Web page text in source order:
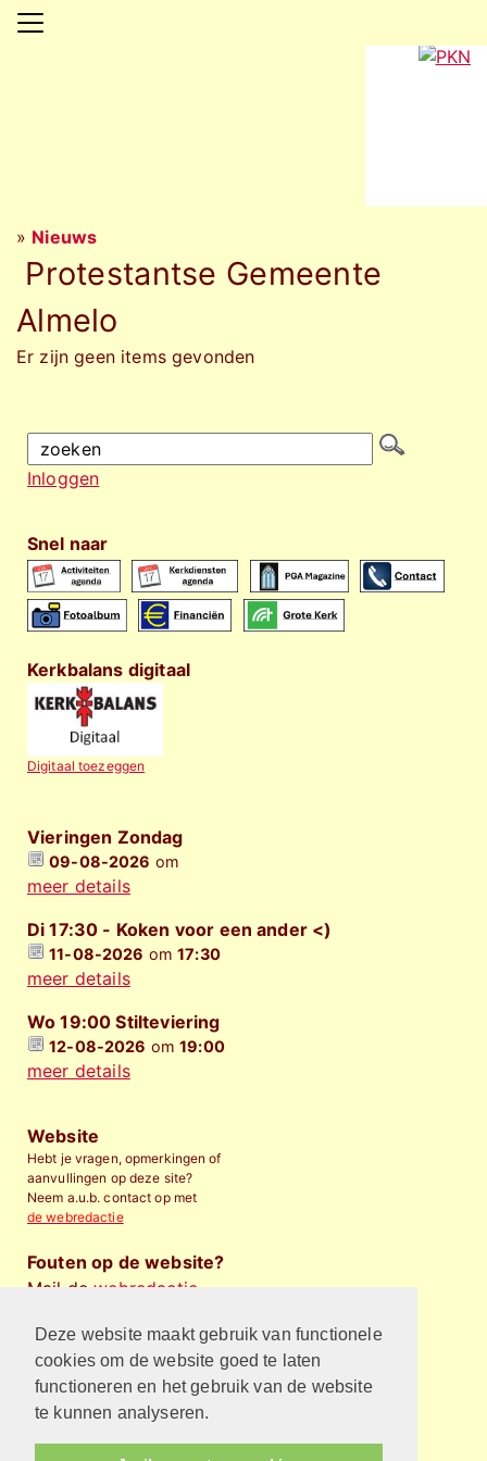
Deze website maakt gebruik van functionele
cookies om de website goed te laten
functioneren en het gebruik van de website
te kunnen analyseren.
» Nieuws
Protestantse Gemeente
Almelo
Er zijn geen items gevonden
Inloggen
Snel naar
Kerkbalans digitaal
Digitaal toezeggen
Vieringen Zondag
09-08-2026 om
meer details
Di 17:30 - Koken voor een ander <)
11-08-2026 om17:30
meer details
Wo 19:00 Stilteviering
12-08-2026 om19:00
meer details
Website
Hebt je vragen, opmerkingen of
aanvullingen op deze site?
Neem a.u.b. contact op met
de webredactie
Fouten op de website?
Mail dewebredactie.
Financieel bijdragen
Wilt u de Protestantse
Gemeente Almelo
financieel
steunen ?
Privacyverklaring